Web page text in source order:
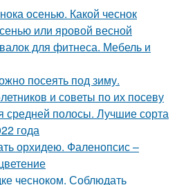
осенью. Какой чеснок
или яровой весной
для фитнеса. Мебель и
посеять под зиму.
и советы по их посеву
средней полосы. Лучшие сорта
года
орхидею. Фаленопсис –
чесноком. Соблюдать